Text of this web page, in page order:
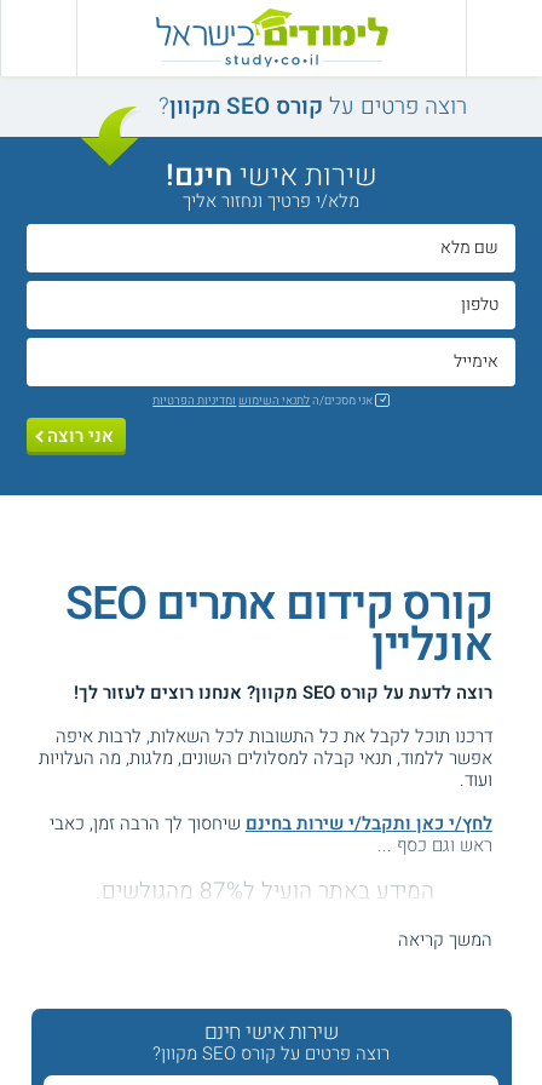
רוצה פרטים על קורס SEO מקוון ?
שירות אישיחינם!
מלא/י פרטיך ונחזור אליך
אני מסכים/הלתנאי השימוש ומדיניות הפרטיות
אני רוצה
קורס קידום אתרים SEO
אונליין
רוצה לדעת על קורס SEO מקוון
? אנחנו רוצים לעזור לך!
דרכנו תוכל לקבל את כל התשובות לכל השאלות, לרבות איפה
אפשר ללמוד, תנאי קבלה למסלולים השונים, מלגות, מה העלויות
ועוד.
לחץ/י כאן ותקבל/י שירות בחינם שיחסוך לך הרבה זמן, כאבי
ראש וגם כסף ...
המידע באתר הועיל ל87% מהגולשים.
תחום קידום האתרים, הידוע גם בשם SEO, הוא אחד המקצועות
המשך קריאה
שירות אישי חינם
רוצה פרטים על קורס SEO מקוון?